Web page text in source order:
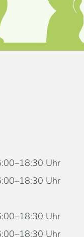
Uhr
Uhr
Uhr
Uhr